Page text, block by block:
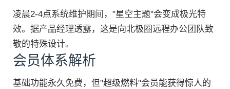
凌晨2-4点系统维护期间，"星空主题"会变成极光特
效。据产品经理透露，这是向北极圈远程办公团队致
敬的特殊设计。
会员体系解析
基础功能永久免费，但"超级燃料"会员能获得惊人的